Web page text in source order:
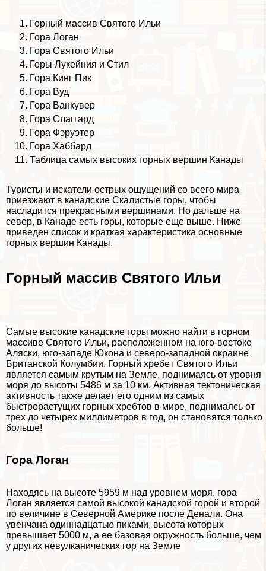
Горный массив Святого Ильи
Гора Логан
Гора Святого Ильи
Горы Лукейния и Стил
Гора Кинг Пик
Гора Вуд
Гора Ванкувер
Гора Слаггард
Гора Фэруэтер
Гора Хаббард
Таблица самых высоких горных вершин Канады
Туристы и искатели острых ощущений со всего мира
приезжают в канадские Скалистые горы, чтобы
насладится прекрасными вершинами. Но дальше на
север, в Канаде есть горы, которые еще выше. Ниже
приведен список и краткая хаpaктеристика основные
горных вершин Канады.
Горный массив Святого Ильи
Самые высокие канадские горы можно найти в горном
массиве Святого Ильи, расположенном на юго-востоке
Аляски, юго-западе Юкона и северо-западной окраине
Британской Колумбии. Горный хрeбeт Святого Ильи
является самым крутым на Земле, поднимаясь от уровня
моря до высоты 5486 м за 10 км. Активная тектоническая
активность также делает его одним из самых
быстрорастущих горных хребтов в мире, поднимаясь от
трех до четырех миллиметров в год, он становятся только
больше!
Гора Логан
Находясь на высоте 5959 м над уровнем моря, гора
Логан является самой высокой канадской горой и второй
по величине в Северной Америке после Денали. Она
увенчана одиннадцатью пиками, высота которых
превышает 5000 м, а ее базовая окружность больше, чем
у других невулканических гор на Земле